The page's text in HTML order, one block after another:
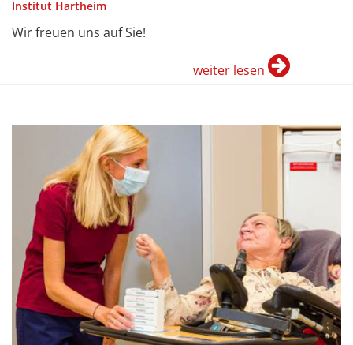
Institut Hartheim
Wir freuen uns auf Sie!
weiter lesen